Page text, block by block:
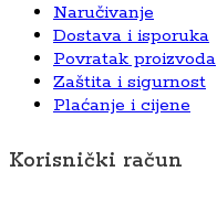
Naručivanje
Dostava i isporuka
Povratak proizvoda
Zaštita i sigurnost
Plaćanje i cijene
Korisnički račun